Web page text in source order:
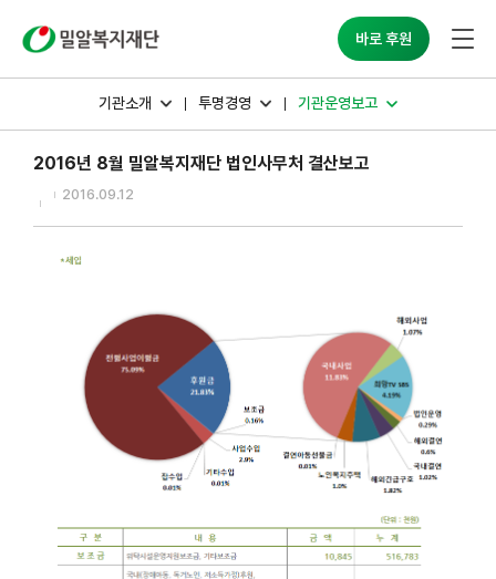
바로 후원
기관소개 투명경영 기관운영보고
2016년 8월 밀알복지재단 법인사무처 결산보고
2016.09.12